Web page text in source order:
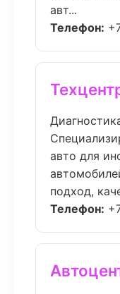
авт...
Телефон:
авто для
подход,
Телефон: